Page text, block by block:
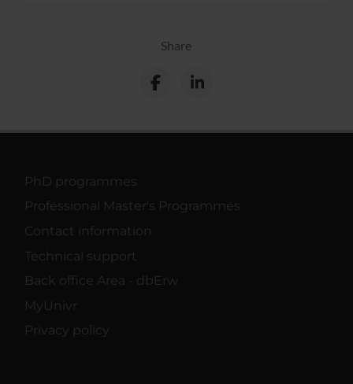
Share
PhD programmes
Professional Master's Programmes
Contact information
Technical support
Back office Area - dbErw
MyUnivr
Privacy policy